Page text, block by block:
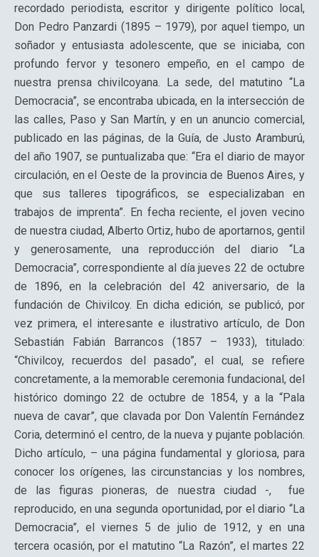
recordado periodista, escritor y dirigente político local,
Don Pedro Panzardi (1895 – 1979), por aquel tiempo, un
soñador y entusiasta adolescente, que se iniciaba, con
profundo fervor y tesonero empeño, en el campo de
nuestra prensa chivilcoyana. La sede, del matutino “La
Democracia”, se encontraba ubicada, en la intersección de
las calles, Paso y San Martín, y en un anuncio comercial,
publicado en las páginas, de la Guía, de Justo Aramburú,
del año 1907, se puntualizaba que: “Era el diario de mayor
circulación, en el Oeste de la provincia de Buenos Aires, y
que sus talleres tipográficos, se especializaban en
trabajos de imprenta”. En fecha reciente, el joven vecino
de nuestra ciudad, Alberto Ortiz, hubo de aportarnos, gentil
y generosamente, una reproducción del diario “La
Democracia”, correspondiente al día jueves 22 de octubre
de 1896, en la celebración del 42 aniversario, de la
fundación de Chivilcoy. En dicha edición, se publicó, por
vez primera, el interesante e ilustrativo artículo, de Don
Sebastián Fabián Barrancos (1857 – 1933), titulado:
“Chivilcoy, recuerdos del pasado”, el cual, se refiere
concretamente, a la memorable ceremonia fundacional, del
histórico domingo 22 de octubre de 1854, y a la “Pala
nueva de cavar”, que clavada por Don Valentín Fernández
Coria, determinó el centro, de la nueva y pujante población.
Dicho artículo, – una página fundamental y gloriosa, para
conocer los orígenes, las circunstancias y los nombres,
de las figuras pioneras, de nuestra ciudad -, fue
reproducido, en una segunda oportunidad, por el diario “La
Democracia”, el viernes 5 de julio de 1912, y en una
tercera ocasión, por el matutino “La Razón”, el martes 22